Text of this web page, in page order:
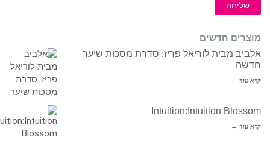
שליחה
מוצרים חדשים
אלביב מבית לוריאל פריז: סדרת מסכות שיער
חדשה
קרא עוד ←
Intuition:Intuition Blossom
קרא עוד ←